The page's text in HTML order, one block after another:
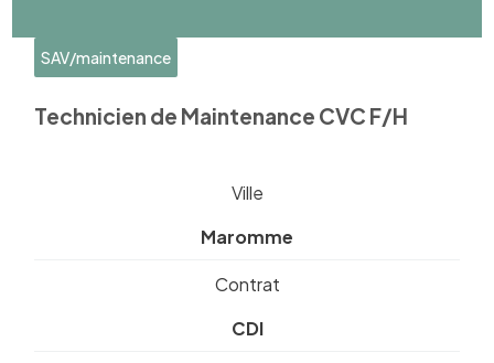
SAV/maintenance
Technicien de Maintenance CVC F/H
Ville
Maromme
Contrat
CDI